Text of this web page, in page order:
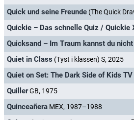
Quick und seine Freunde (The Quick Draw
Quickie – Das schnelle Quiz / Quickie
Quicksand – Im Traum kannst du
Quiet in Class (Tyst i klassen) S, 2025
Quiet on Set: The Dark Side of Kids TV
QuillerGB, 1975
Quinceañera MEX, 1987–1988